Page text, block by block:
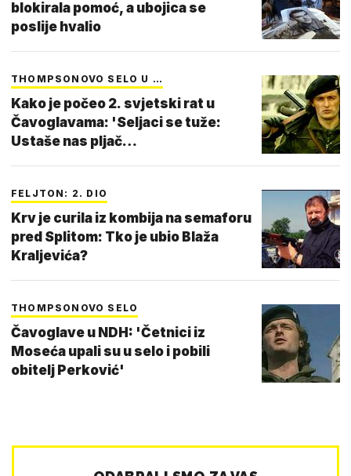
blokirala pomoć, a ubojica se
poslije hvalio
THOMPSONOVO SELO U …
Kako je počeo 2. svjetski rat u
Čavoglavama: 'Seljaci se tuže:
Ustaše nas pljač…
FELJTON: 2. DIO
Krv je curila iz kombija na semaforu
pred Splitom: Tko je ubio Blaža
Kraljevića?
THOMPSONOVO SELO
Čavoglave u NDH: 'Četnici iz
Moseća upali su u selo i pobili
obitelj Perković'